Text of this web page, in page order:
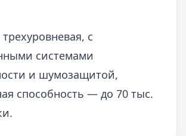
с
системами
и шумозащитой,
способность — до 70 тыс.